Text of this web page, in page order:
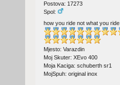
Postova: 17273
Spol:
how you ride not what you ride
Mjesto: Varazdin
Moj Skuter: XEvo 400
Moja Kaciga: schuberth sr1
MojSpuh: original inox